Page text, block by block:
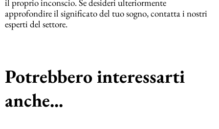
il proprio inconscio. Se desideri ulteriormente
approfondire il significato del tuo sogno, contatta i nostri
esperti del settore.
Potrebbero interessarti
anche...